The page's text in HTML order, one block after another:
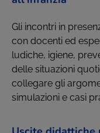
Gli incontri in
con docenti ed
ludiche, igiene,
delle situazioni
collegare gli
simulazioni e casi